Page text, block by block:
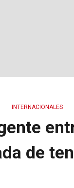
INTERNACIONALES
de